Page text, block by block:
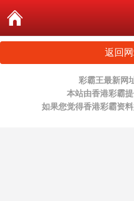
返回
彩霸王最新网
本站由香港彩霸提
如果您觉得香港彩霸资